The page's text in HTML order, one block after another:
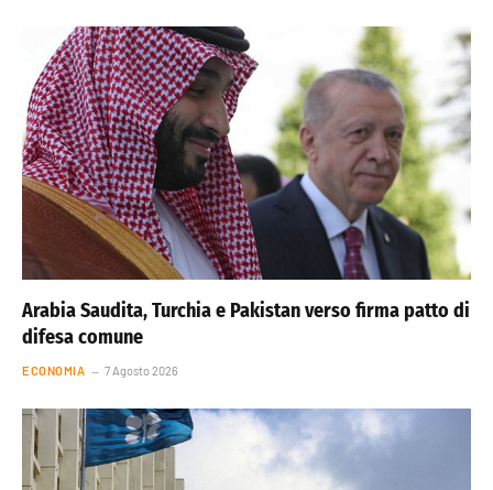
Arabia Saudita, Turchia e Pakistan verso firma patto di
difesa comune
ECONOMIA 7 Agosto 2026